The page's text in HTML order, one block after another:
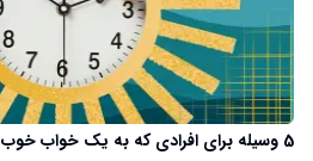
5 وسیله برای افرادی که به یک خواب خوب شبانه نیاز دارند